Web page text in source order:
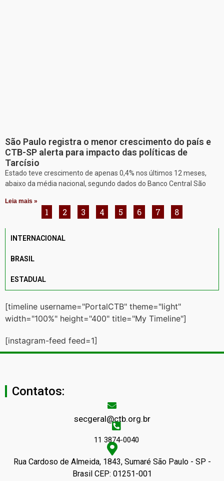
São Paulo registra o menor crescimento do país e
CTB-SP alerta para impacto das políticas de
Tarcísio
Estado teve crescimento de apenas 0,4% nos últimos 12 meses,
abaixo da média nacional, segundo dados do Banco Central São
Leia mais »
1 2 3 4 5 6 7 8
INTERNACIONAL
BRASIL
ESTADUAL
[timeline username="PortalCTB" theme="light"
width="100%" height="400" title="My Timeline"]
[instagram-feed feed=1]
Contatos:
secgeral@ctb.org.br
11 3874-0040
Rua Cardoso de Almeida, 1843, Sumaré São Paulo - SP -
Brasil CEP: 01251-001